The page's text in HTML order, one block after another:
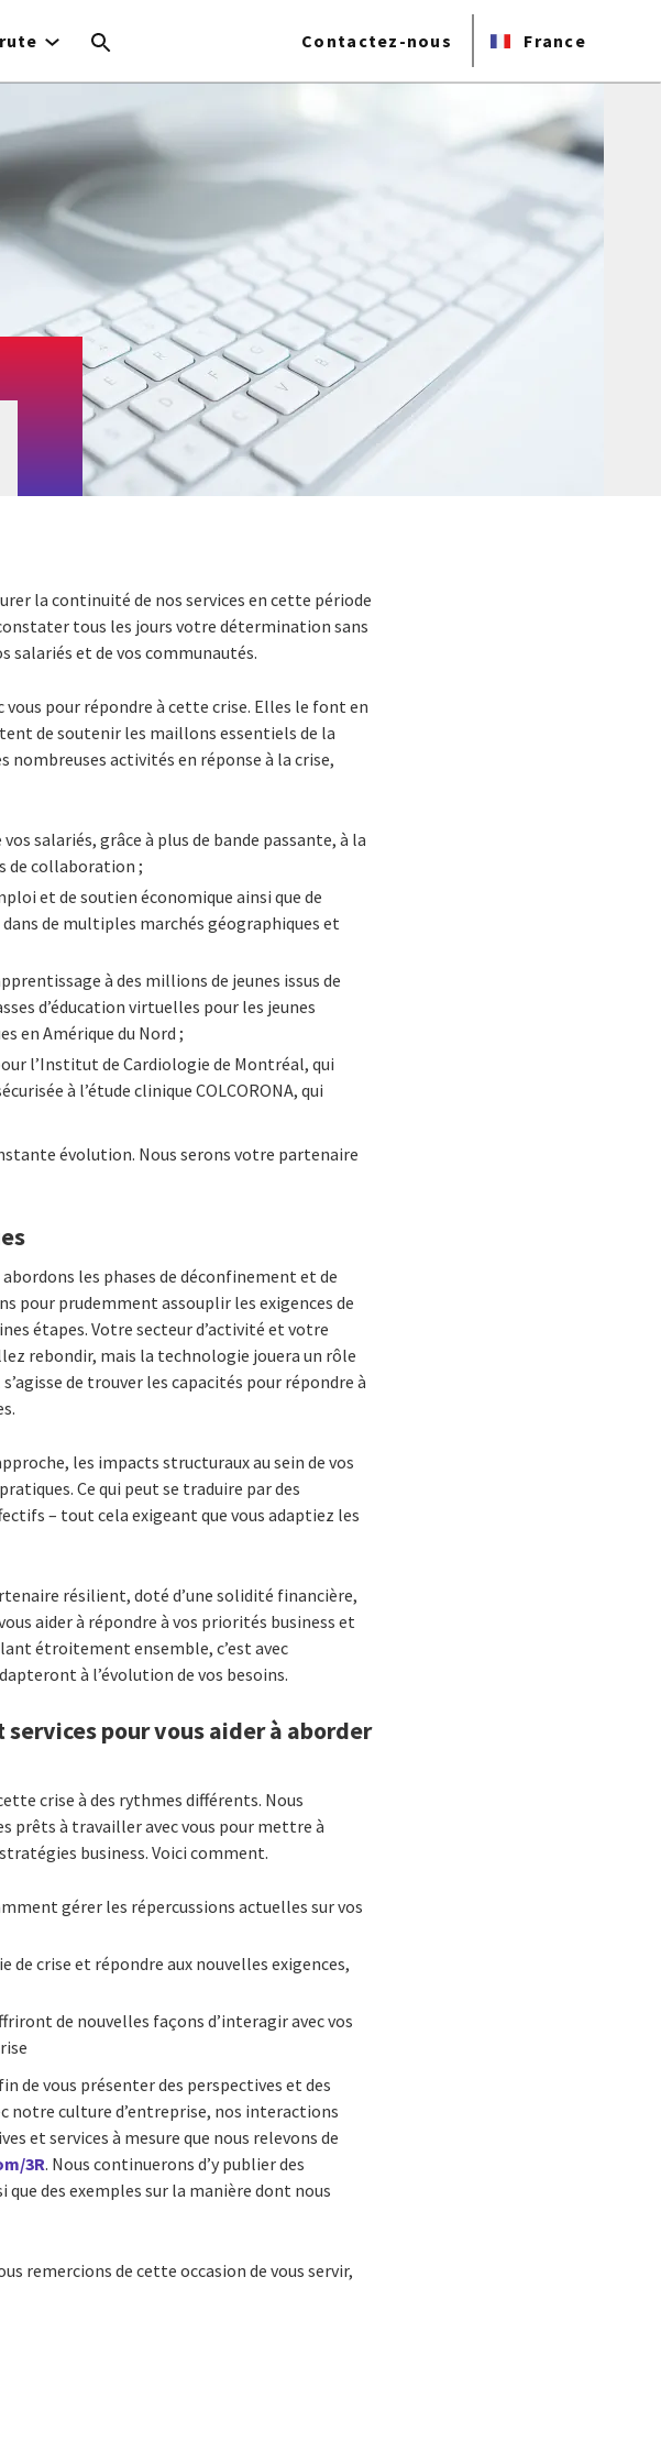
Contactez-nous France
la continuité de nos services en cette période
tous les jours votre détermination sans
salariés et de vos communautés.
pour répondre à cette crise. Elles le font en
de soutenir les maillons essentiels de la
nombreuses activités en réponse à la crise,
salariés, grâce à plus de bande passante, à la
de collaboration ;
et de soutien économique ainsi que de
de multiples marchés géographiques et
à des millions de jeunes issus de
d’éducation virtuelles pour les jeunes
en Amérique du Nord ;
l’Institut de Cardiologie de Montréal, qui
à l’étude clinique COLCORONA, qui
évolution. Nous serons votre partenaire
les phases de déconfinement et de
pour prudemment assouplir les exigences de
étapes. Votre secteur d’activité et votre
rebondir, mais la technologie jouera un rôle
de trouver les capacités pour répondre à
les impacts structuraux au sein de vos
Ce qui peut se traduire par des
– tout cela exigeant que vous adaptiez les
résilient, doté d’une solidité financière,
aider à répondre à vos priorités business et
étroitement ensemble, c’est avec
à l’évolution de vos besoins.
pour vous aider à aborder
crise à des rythmes différents. Nous
prêts à travailler avec vous pour mettre à
business. Voici comment.
gérer les répercussions actuelles sur vos
de crise et répondre aux nouvelles exigences,
de nouvelles façons d’interagir avec vos
de vous présenter des perspectives et des
notre culture d’entreprise, nos interactions
et services à mesure que nous relevons de
3R. Nous continuerons d’y publier des
que des exemples sur la manière dont nous
remercions de cette occasion de vous servir,